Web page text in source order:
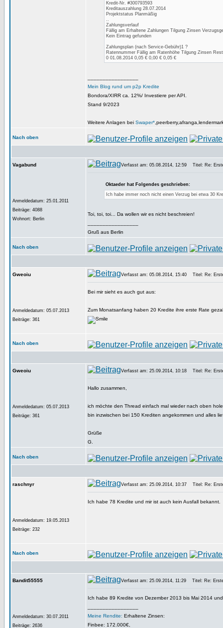
Kredit-Nr. #300793593
Kreditauszahlung 28.07.2014
Projektstatus Planmäßig
..
Zahlungsverlauf
Fällig am Erhaltene Zahlungen Tilgung Zinsen
Kein Eintrag gefunden
Zahlungsplan (nach Service-Gebühr)1 ?
Ratennummer Fällig am Ratenhöhe Tilgung Zinsen
0 01.08.2014 0,05 € 0,00 € 0,05 €
Mein Blog rund um p2p Kredite
Bondora/XIRR ca. 12%/ Investiere per API.
Stand 9/2023
Weitere Anlagen bei Swaper*
Nach oben
Vagabund
Anmeldedatum: 25.01.2011
Beiträge: 4088
Wohnort: Berlin
Verfasst am: 05.08.2014, 12:59 Titel: Re:
Oktaeder hat Folgendes geschrieben:
Ich habe immer noch nicht einen Verzug bei etwa 30
Toi, toi, toi... Da wollen wir es nicht beschreien!
Gruß aus Berlin
Nach oben
Gweoiu
Anmeldedatum: 05.07.2013
Beiträge: 361
Verfasst am: 05.08.2014, 15:40 Titel: Re:
Bei mir sieht es auch gut aus:
Zum Monatsanfang haben 20 Kredite ihre erste Rate
Nach oben
Gweoiu
Anmeldedatum: 05.07.2013
Beiträge: 361
Verfasst am: 25.09.2014, 10:18 Titel: Re:
Hallo zusammen,
ich möchte den Thread einfach mal wieder nach oben
bin inzwischen bei 150 Krediten angekommen und alles
Grüße
G.
Nach oben
raschnyr
Anmeldedatum: 19.05.2013
Beiträge: 232
Verfasst am: 25.09.2014, 10:37 Titel: Re:
Ich habe 78 Kredite und mir ist auch kein Ausfall bekannt.
Nach oben
Bandit55555
Anmeldedatum: 30.07.2011
Beiträge: 2636
Verfasst am: 25.09.2014, 11:29 Titel: Re:
Ich habe 89 Kredite von Dezember 2013 bis Mai 2014
Meine Rendite: Erhaltene Zinsen:
Finbee: 172.000€,